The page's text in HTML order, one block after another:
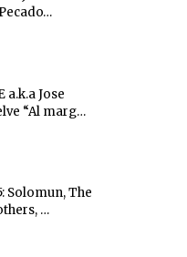
a.k.a Jose
“Al marg…
Solomun, The
…